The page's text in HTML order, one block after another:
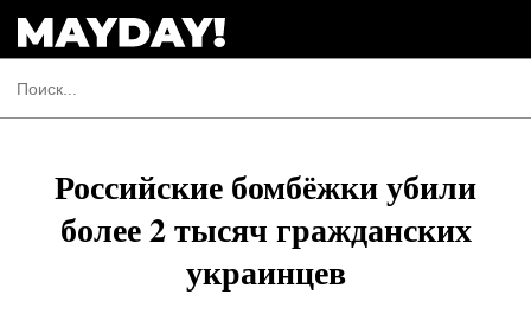
Российские бомбёжки убили
более 2 тысяч гражданских
украинцев